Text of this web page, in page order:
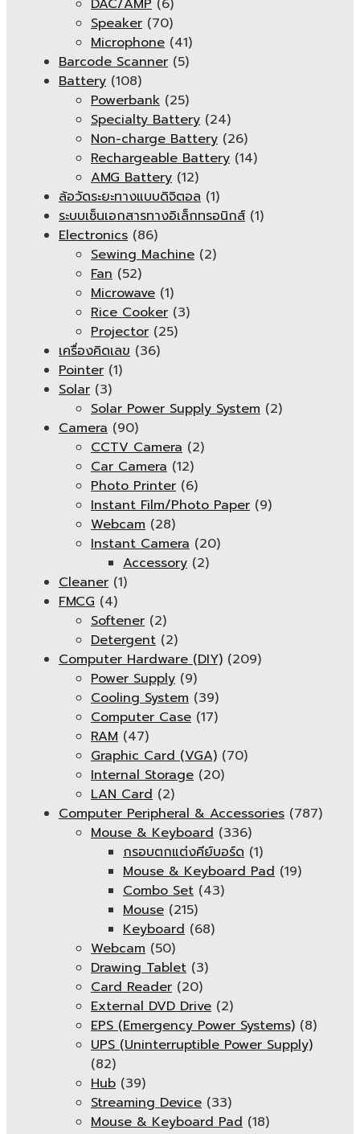
DAC/AMP (6)
Speaker (70)
Microphone (41)
Barcode Scanner (5)
Battery (108)
Powerbank (25)
Specialty Battery (24)
Non-charge Battery (26)
Rechargeable Battery (14)
AMG Battery (12)
ล้อวัดระยะทางแบบดิจิตอล (1)
ระบบเซ็นเอกสารทางอิเล็กทรอนิกส์ (1)
Electronics (86)
Sewing Machine (2)
Fan (52)
Microwave (1)
Rice Cooker (3)
Projector (25)
เครื่องคิดเลข (36)
Pointer (1)
Solar (3)
Solar Power Supply System (2)
Camera (90)
CCTV Camera (2)
Car Camera (12)
Photo Printer (6)
Instant Film/Photo Paper (9)
Webcam (28)
Instant Camera (20)
Accessory (2)
Cleaner (1)
FMCG (4)
Softener (2)
Detergent (2)
Computer Hardware (DIY) (209)
Power Supply (9)
Cooling System (39)
Computer Case (17)
RAM (47)
Graphic Card (VGA) (70)
Internal Storage (20)
LAN Card (2)
Computer Peripheral & Accessories (787)
Mouse & Keyboard (336)
กรอบตกแต่งคีย์บอร์ด (1)
Mouse & Keyboard Pad (19)
Combo Set (43)
Mouse (215)
Keyboard (68)
Webcam (50)
Drawing Tablet (3)
Card Reader (20)
External DVD Drive (2)
EPS (Emergency Power Systems) (8)
UPS (Uninterruptible Power Supply)
(82)
Hub (39)
Streaming Device (33)
Mouse & Keyboard Pad (18)